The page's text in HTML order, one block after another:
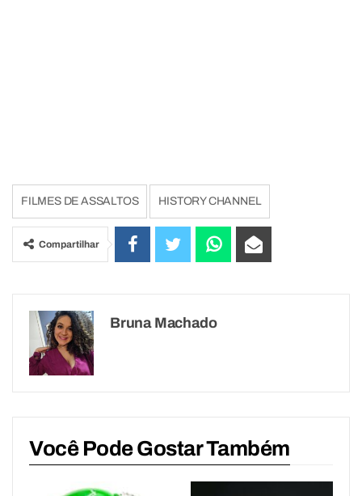
FILMES DE ASSALTOS HISTORY CHANNEL
Compartilhar
Bruna Machado
Você Pode Gostar Também